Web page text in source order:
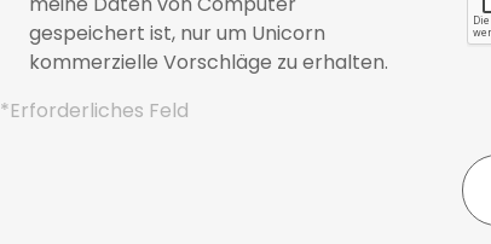
gespeichert ist, nur um Unicorn
kommerzielle Vorschläge zu erhalten.
*Erforderliches Feld